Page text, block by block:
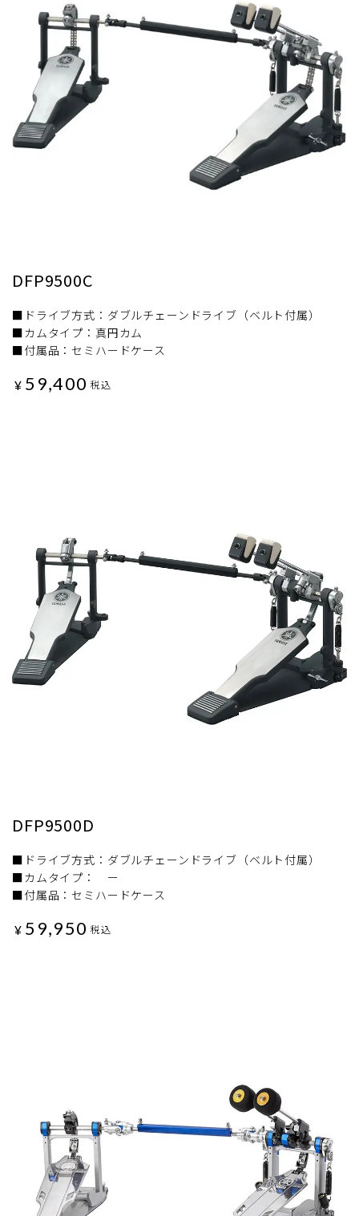
DFP9500C
■ドライブ方式：ダブルチェーンドライブ（ベルト付属）
■カムタイプ：真円カム
■付属品：セミハードケース
¥ 59,400 税込
DFP9500D
■ドライブ方式：ダブルチェーンドライブ（ベルト付属）
■カムタイプ： ー
■付属品：セミハードケース
¥ 59,950 税込